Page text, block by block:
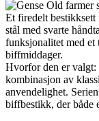
Et firedelt
stål med svarte
funksjonalitet med
biffmiddager.
Hvorfor den er valgt:
kombinasjon av
anvendelighet.
biffbestikk, der både